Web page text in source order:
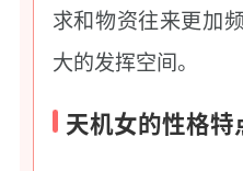
求和物资往来更加
大的发挥空间。
天机女的性格特